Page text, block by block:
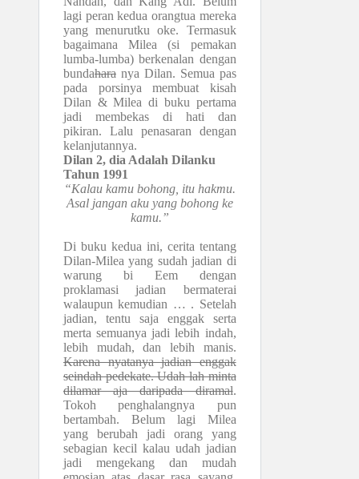
lagi peran kedua orangtua mereka
yang menurutku oke. Termasuk
bagaimana Milea (si pemakan
lumba-lumba) berkenalan dengan
bundahara nya Dilan. Semua pas
pada porsinya membuat kisah
Dilan & Milea di buku pertama
jadi membekas di hati dan
pikiran. Lalu penasaran dengan
kelanjutannya.
Dilan 2, dia Adalah Dilanku
Tahun 1991
“Kalau kamu bohong, itu hakmu.
Asal jangan aku yang bohong ke
kamu.”
Di buku kedua ini, cerita tentang
Dilan-Milea yang sudah jadian di
warung bi Eem dengan
proklamasi jadian bermaterai
walaupun kemudian … . Setelah
jadian, tentu saja enggak serta
merta semuanya jadi lebih indah,
lebih mudah, dan lebih manis.
Karena nyatanya jadian enggak
seindah pedekate. Udah lah minta
dilamar aja daripada diramal.
Tokoh penghalangnya pun
bertambah. Belum lagi Milea
yang berubah jadi orang yang
sebagian kecil kalau udah jadian
jadi mengekang dan mudah